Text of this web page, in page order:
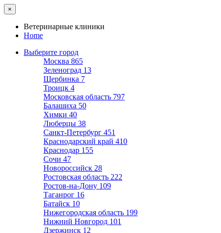
×
Ветеринарные клиники
Home
Выберите город
Москва 865
Зеленоград 13
Щербинка 7
Троицк 4
Московская область 797
Балашиха 50
Химки 40
Люберцы 38
Санкт-Петербург 451
Краснодарский край 410
Краснодар 155
Сочи 47
Новороссийск 28
Ростовская область 222
Ростов-на-Дону 109
Таганрог 16
Батайск 10
Нижегородская область 199
Нижний Новгород 101
Дзержинск 12